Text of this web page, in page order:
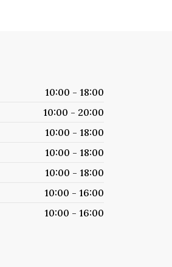
10:00 - 18:00
10:00 - 20:00
10:00 - 18:00
10:00 - 18:00
10:00 - 18:00
10:00 - 16:00
10:00 - 16:00